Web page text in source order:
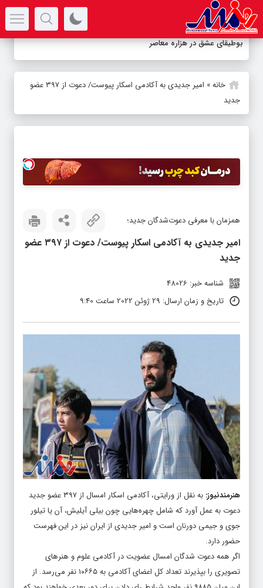
بوطیقای عشق در هزاره معاصر
خانه»
امیر جدیدی به آکادمی اسکار پیوست/ دعوت از ۳۹۷ عضو
جدید
همزمان با معرفی دعوت‌شدگان جدید؛
امیر جدیدی به آکادمی اسکار پیوست/ دعوت از ۳۹۷ عضو
جدید
شناسه خبر: 48026
تاریخ و زمان ارسال: 29 ژوئن 2022 ساعت 9:40
هنرمندنیوز:
به نقل از ورایتی، آکادمی اسکار امسال از ۳۹۷ عضو جدید
دعوت به عمل آورد که شامل چهره‌هایی چون بیلی آیلیش، آن یا تیلور
جوی و جیمی دورنان است و امیر جدیدی از ایران نیز در این فهرست
حضور دارد.
اگر همه دعوت شدگان امسال عضویت در آکادمی علوم و هنرهای
تصویری را بپذیرند تعداد کل اعضای آکادمی به
نفر می‌رسد. از